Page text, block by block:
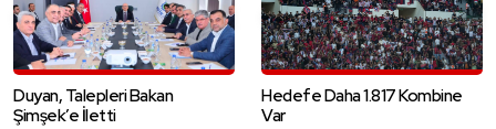
Duyan, Talepleri Bakan
Şimşek’e İletti
Hedefe Daha 1.817 Kombine
Var